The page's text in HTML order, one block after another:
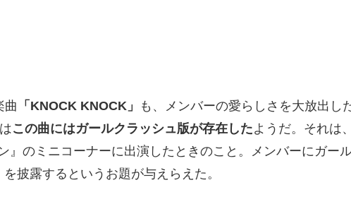
曲 「KNOCK KNOCK」
も、メンバーの愛らしさを大放出し
この曲にはガールクラッシュ版が存在したようだ。それは
』のミニコーナーに出演したときのこと。メンバーにガー
披露するというお題が与えらえた。